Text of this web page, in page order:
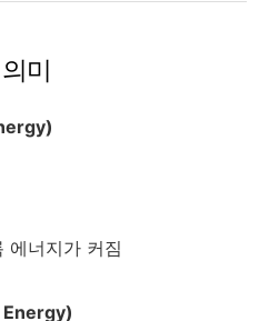
미
에너지가 커짐